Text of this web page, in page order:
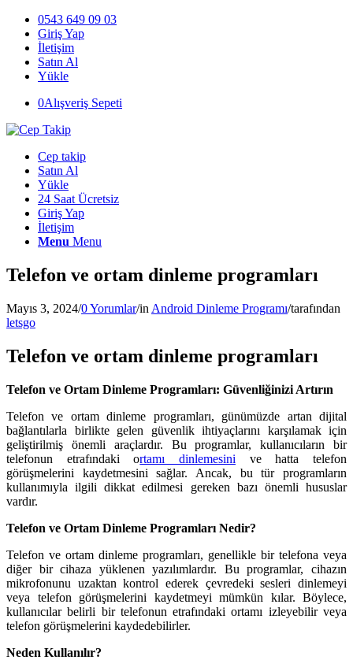
0543 649 09 03
Giriş Yap
İletişim
Satın Al
Yükle
0Alışveriş Sepeti
Cep takip
Satın Al
Yükle
24 Saat Ücretsiz
Giriş Yap
İletişim
Menu Menu
Telefon ve ortam dinleme programları
Mayıs 3, 2024/0 Yorumlar/in Android Dinleme Programı/tarafından
letsgo
Telefon ve ortam dinleme programları
Telefon ve Ortam Dinleme Programları: Güvenliğinizi Artırın
Telefon ve ortam dinleme programları, günümüzde artan dijital
bağlantılarla birlikte gelen güvenlik ihtiyaçlarını karşılamak için
geliştirilmiş önemli araçlardır. Bu programlar, kullanıcıların bir
telefonun etrafındaki ortamı dinlemesini ve hatta telefon
görüşmelerini kaydetmesini sağlar. Ancak, bu tür programların
kullanımıyla ilgili dikkat edilmesi gereken bazı önemli hususlar
vardır.
Telefon ve Ortam Dinleme Programları Nedir?
Telefon ve ortam dinleme programları, genellikle bir telefona veya
diğer bir cihaza yüklenen yazılımlardır. Bu programlar, cihazın
mikrofonunu uzaktan kontrol ederek çevredeki sesleri dinlemeyi
veya telefon görüşmelerini kaydetmeyi mümkün kılar. Böylece,
kullanıcılar belirli bir telefonun etrafındaki ortamı izleyebilir veya
telefon görüşmelerini kaydedebilirler.
Neden Kullanılır?